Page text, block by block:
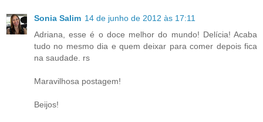
Sonia Salim 14 de junho de 2012 às 17:11
Adriana, esse é o doce melhor do mundo! Delícia! Acaba
tudo no mesmo dia e quem deixar para comer depois fica
na saudade. rs
Maravilhosa postagem!
Beijos!